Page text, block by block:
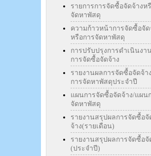
รายการการจัดซื้อจัดจ้างห
จัดหาพัสดุ
ความก้าวหน้าการจัดซื้อจัด
หรือการจัดหาพัสดุ
การปรับปรุงการดำเนินงา
การจัดซื้อจัดจ้าง
รายงานผลการจัดซื้อจัดจ้า
การจัดหาพัสดุประจำปี
แผนการจัดซื้อจัดจ้าง/แผน
จัดหาพัสดุ
รายงานสรุปผลการจัดซื้อจั
จ้าง(รายเดือน)
รายงานสรุปผลการจัดซื้อจั
(ประจำปี)